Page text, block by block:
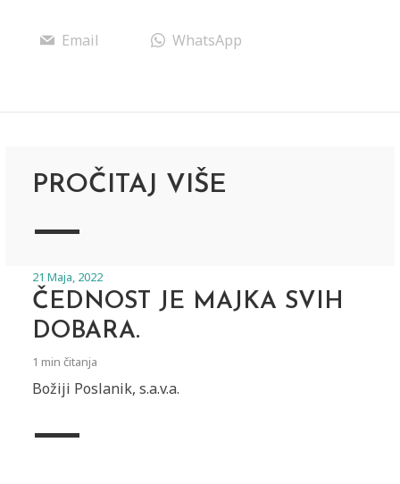
Email WhatsApp
PROČITAJ VIŠE
21 Maja, 2022
ČEDNOST JE MAJKA SVIH
DOBARA.
1 min čitanja
Božiji Poslanik, s.a.v.a.